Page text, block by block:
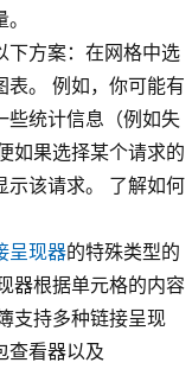
下方案：在网格中选
。 例如，你可能有
些统计信息（例如失
如果选择某个请求的
示该请求。 了解如何
呈现器的特殊类型的
器根据单元格的内容
支持多种链接呈现
查看器以及